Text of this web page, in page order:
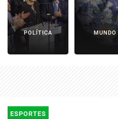
POLÍTICA MUNDO
ESPORTES